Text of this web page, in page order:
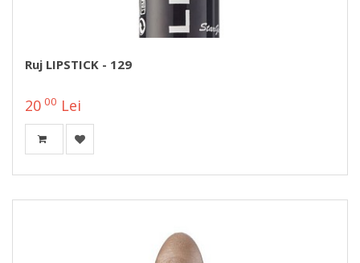
Ruj LIPSTICK - 129
20 00 Lei